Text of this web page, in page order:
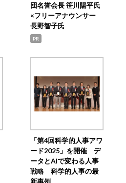
団名誉会長 笹川陽平氏
×フリーアナウンサー
長野智子氏
PR
「第4回科学的人事アワ
ード2025」を開催 デ
ータとAIで変わる人事
戦略 科学的人事の最